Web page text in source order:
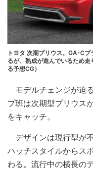
トヨタ 次期プリウス。GA-C
るが、熟成が進んでいるため
る予想CG）
モデルチェンジが迫
プ班は次期型プリウス
をキャッチ。
デザインは現行型が
ハッチスタイルからス
わる。流行中の横長の